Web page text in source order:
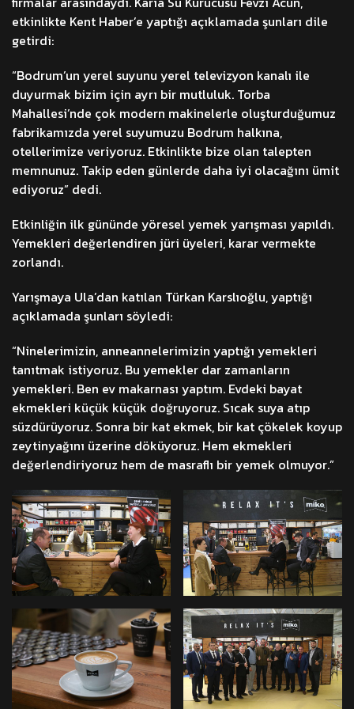
etkinlikte Kent Haber’e yaptığı açıklamada şunları dile
getirdi:
“Bodrum’un yerel suyunu yerel televizyon kanalı ile
duyurmak bizim için ayrı bir mutluluk. Torba
Mahallesi’nde çok modern makinelerle oluşturduğumuz
fabrikamızda yerel suyumuzu Bodrum halkına,
otellerimize veriyoruz. Etkinlikte bize olan talepten
memnunuz. Takip eden günlerde daha iyi olacağını ümit
ediyoruz” dedi.
Etkinliğin ilk gününde yöresel yemek yarışması yapıldı.
Yemekleri değerlendiren jüri üyeleri, karar vermekte
zorlandı.
Yarışmaya Ula’dan katılan Türkan Karslıoğlu, yaptığı
açıklamada şunları söyledi:
“Ninelerimizin, anneannelerimizin yaptığı yemekleri
tanıtmak istiyoruz. Bu yemekler dar zamanların
yemekleri. Ben ev makarnası yaptım. Evdeki bayat
ekmekleri küçük küçük doğruyoruz. Sıcak suya atıp
süzdürüyoruz. Sonra bir kat ekmek, bir kat çökelek koyup
zeytinyağını üzerine döküyoruz. Hem ekmekleri
değerlendiriyoruz hem de masraflı bir yemek olmuyor.”